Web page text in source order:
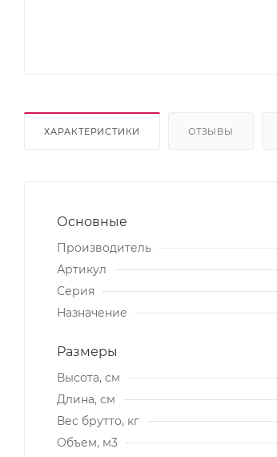
ХАРАКТЕРИСТИКИ ОТЗЫВЫ
Основные
Производитель
Артикул
Серия
Назначение
Размеры
Высота, см
Длина, см
Вес брутто, кг
Объем, м3